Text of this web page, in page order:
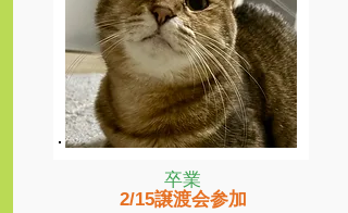
卒業
2/15譲渡会参加